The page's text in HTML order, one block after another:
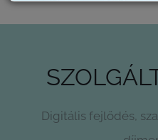
Digitális fejlődés,